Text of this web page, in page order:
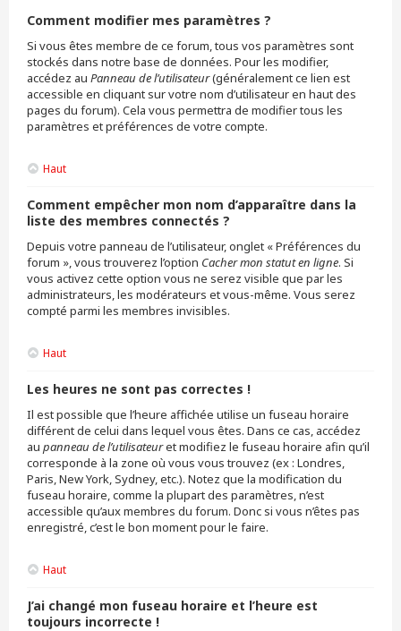
Comment modifier mes paramètres ?
Si vous êtes membre de ce forum, tous vos paramètres sont
stockés dans notre base de données. Pour les modifier,
accédez au Panneau de l’utilisateur(généralement ce lien est
accessible en cliquant sur votre nom d’utilisateur en haut des
pages du forum). Cela vous permettra de modifier tous les
paramètres et préférences de votre compte.
Haut
Comment empêcher mon nom d’apparaître dans la
liste des membres connectés ?
Depuis votre panneau de l’utilisateur, onglet « Préférences du
forum », vous trouverez l’option Cacher mon statut en ligne. Si
vous activez cette option vous ne serez visible que par les
administrateurs, les modérateurs et vous-même. Vous serez
compté parmi les membres invisibles.
Haut
Les heures ne sont pas correctes !
Il est possible que l’heure affichée utilise un fuseau horaire
différent de celui dans lequel vous êtes. Dans ce cas, accédez
au panneau de l’utilisateuret modifiez le fuseau horaire afin qu’il
corresponde à la zone où vous vous trouvez (ex : Londres,
Paris, New York, Sydney, etc.). Notez que la modification du
fuseau horaire, comme la plupart des paramètres, n’est
accessible qu’aux membres du forum. Donc si vous n’êtes pas
enregistré, c’est le bon moment pour le faire.
Haut
J’ai changé mon fuseau horaire et l’heure est
toujours incorrecte !